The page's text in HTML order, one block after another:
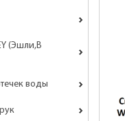
(Эшли,В
воды